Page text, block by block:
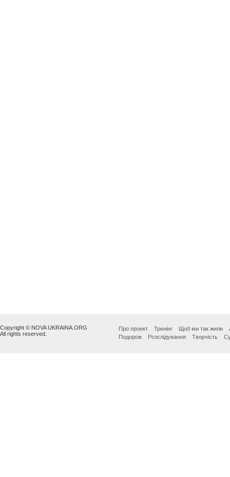
Copyright © NOVA UKRAINA.ORG
All rights reserved.
Про проект Тренінг Щоб ми так жили
Подорож
Розслідування Творчість